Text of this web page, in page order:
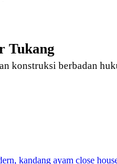
Tukang
konstruksi berbadan